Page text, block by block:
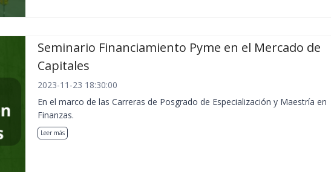
Seminario Financiamiento Pyme en el Mercado de
Capitales
2023-11-23 18:30:00
En el marco de las Carreras de Posgrado de Especialización y Maestría en
Finanzas.
Leer más